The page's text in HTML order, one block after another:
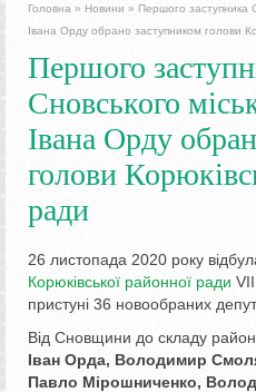
Головна » Новини » Першого заступника
Івана Орду обрано заступником голови
Першого
Сновського
Івана Орду
голови
ради
26 листопада 2020 року
Корюківської районної ради
пристуні 36 новообраних
Від Сновщини до складу
Іван Орда, Володимир
Павло Мірошниченко,